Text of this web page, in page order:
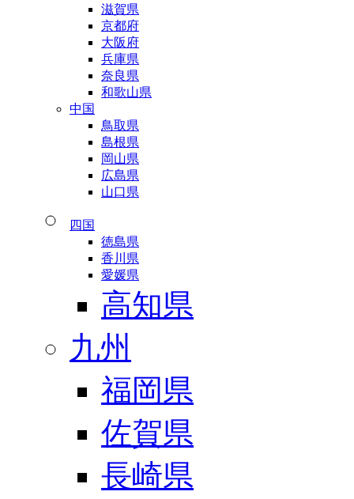
滋賀県
京都府
大阪府
兵庫県
奈良県
和歌山県
中国
鳥取県
島根県
岡山県
広島県
山口県
四国
徳島県
香川県
愛媛県
高知県
九州
福岡県
佐賀県
長崎県